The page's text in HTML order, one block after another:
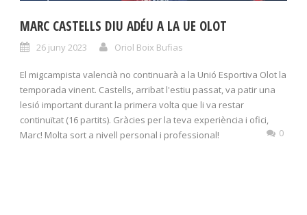
MARC CASTELLS DIU ADÉU A LA UE OLOT
26 juny 2023 Oriol Boix Bufias
El migcampista valencià no continuarà a la Unió Esportiva Olot la
temporada vinent. Castells, arribat l'estiu passat, va patir una
lesió important durant la primera volta que li va restar
continuïtat (16 partits). Gràcies per la teva experiència i ofici,
Marc! Molta sort a nivell personal i professional!
0